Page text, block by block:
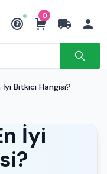
₺
0
İyi Bitkici Hangisi?
İyi